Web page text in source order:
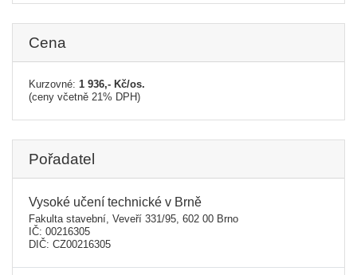
Cena
Kurzovné: 1 936,- Kč/os.
(ceny včetně 21% DPH)
Pořadatel
Vysoké učení technické v Brně
Fakulta stavební, Veveří 331/95, 602 00 Brno
IČ: 00216305
DIČ: CZ00216305